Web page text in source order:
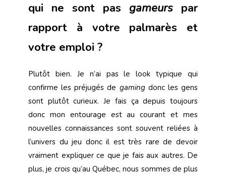
qui ne sont pas gameurs par
rapport à votre palmarès et
votre emploi ?
Plutôt bien. Je n’ai pas le look typique qui
confirme les préjugés de gaming donc les gens
sont plutôt curieux. Je fais ça depuis toujours
donc mon entourage est au courant et mes
nouvelles connaissances sont souvent reliées à
l’univers du jeu donc il est très rare de devoir
vraiment expliquer ce que je fais aux autres. De
plus, je crois qu’au Québec, nous sommes de plus